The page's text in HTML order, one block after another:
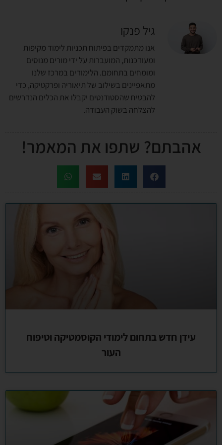
גיל פנקו
אנו מתמקדים בפיתוח תכניות לימוד מקיפות
ומעודכנות, המועברות על ידי מורים מנוסים
ומומחים בתחומם. הלימודים במרכז שלנו
מתאפיינים בשילוב של תיאוריה ופרקטיקה, כדי
להבטיח שהסטודנטים יקבלו את הכלים הנדרשים
להצלחה בשוק העבודה.
אהבתם? שתפו את המאמר!
עידן חדש בתחום לימודי הקוסמטיקה וטיפוח
העור